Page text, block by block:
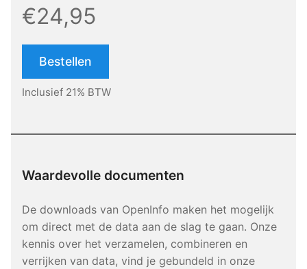
€24,95
Bestellen
Inclusief 21% BTW
Waardevolle documenten
De downloads van OpenInfo maken het mogelijk
om direct met de data aan de slag te gaan. Onze
kennis over het verzamelen, combineren en
verrijken van data, vind je gebundeld in onze